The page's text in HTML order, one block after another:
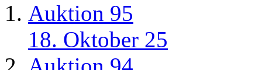
Auktion 95
18. Oktober 25